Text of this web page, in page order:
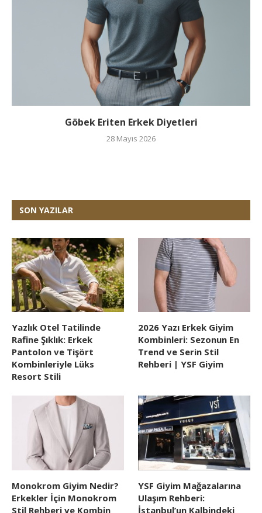
Göbek Eriten Erkek Diyetleri
28 Mayıs 2026
SON YAZILAR
Yazlık Otel Tatilinde
Rafine Şıklık: Erkek
Pantolon ve Tişört
Kombinleriyle Lüks
Resort Stili
2026 Yazı Erkek Giyim
Kombinleri: Sezonun En
Trend ve Serin Stil
Rehberi | YSF Giyim
Monokrom Giyim Nedir?
Erkekler İçin Monokrom
Stil Rehberi ve Kombin
YSF Giyim Mağazalarına
Ulaşım Rehberi:
İstanbul’un Kalbindeki